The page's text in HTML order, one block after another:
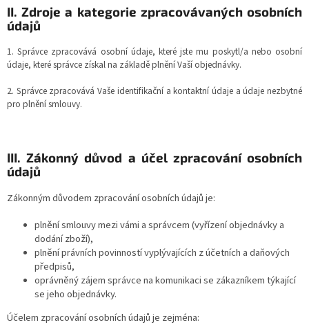
II.Zdroje a kategorie zpracovávaných osobních
údajů
1. Správce zpracovává osobní údaje, které jste mu poskytl/a nebo osobní
údaje, které správce získal na základě plnění Vaší objednávky.
2. Správce zpracovává Vaše identifikační a kontaktní údaje a údaje nezbytné
pro plnění smlouvy.
III.Zákonný důvod a účel zpracování osobních
údajů
Zákonným důvodem zpracování osobních údajů je:
plnění smlouvy mezi vámi a správcem (vyřízení objednávky a
dodání zboží),
plnění právních povinností vyplývajících z účetních a daňových
předpisů,
oprávněný zájem správce na komunikaci se zákazníkem týkající
se jeho objednávky.
Účelem zpracování osobních údajů je zejména: